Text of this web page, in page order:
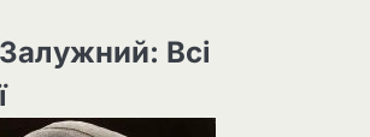
Всі